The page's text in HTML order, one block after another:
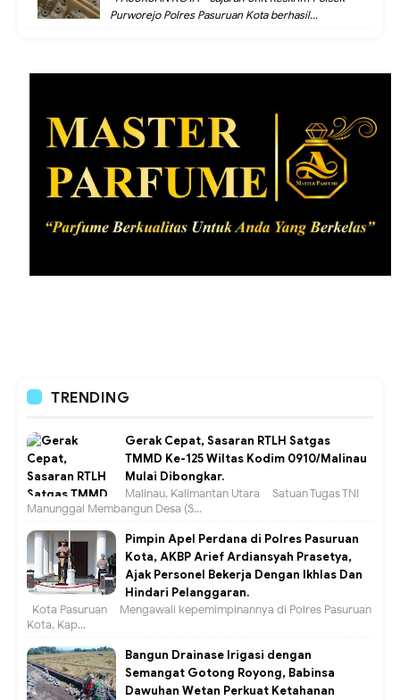
Purworejo Polres Pasuruan Kota berhasil...
TRENDING
Gerak Cepat, Sasaran RTLH Satgas
TMMD Ke-125 Wiltas Kodim 0910/Malinau
Mulai Dibongkar.
Malinau, Kalimantan Utara – Satuan Tugas TNI
Manunggal Membangun Desa (S...
Pimpin Apel Perdana di Polres Pasuruan
Kota, AKBP Arief Ardiansyah Prasetya,
Ajak Personel Bekerja Dengan Ikhlas Dan
Hindari Pelanggaran.
Kota Pasuruan – Mengawali kepemimpinannya di Polres Pasuruan
Kota, Kap...
Bangun Drainase Irigasi dengan
Semangat Gotong Royong, Babinsa
Dawuhan Wetan Perkuat Ketahanan